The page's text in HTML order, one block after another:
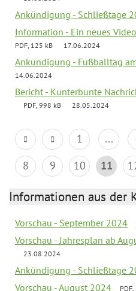
Ankündigung - Schließtage
Information - Ein neues
PDF, 125 kB 17.06.2024
Ankündigung - Fußballtag
14.06.2024
Bericht - Kunterbunte
PDF, 998 kB 28.05.2024
1 ...
8
9 10 11
Informationen aus der
Vorschau - September 2024
Vorschau - Jahresplan ab
23.08.2024
Ankündigung - Schließtage
Vorschau - August 2024